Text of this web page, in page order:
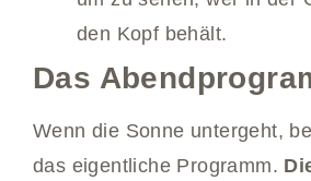
den Kopf behält.
Das
Wenn die Sonne untergeht,
das eigentliche Programm.